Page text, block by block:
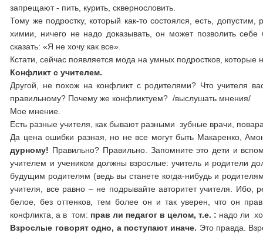
запрещают - пить, курить, сквернословить.
Тому же подростку, который как-то состоялся, есть,
химии, ничего не надо доказывать, он может позволить
сказать: «Я не хочу как все».
Кстати, сейчас появляется мода на умных подростков, которые
Конфликт с учителем.
Другой, не похож на конфликт с родителями? Что учителя
правильному? Почему же конфликтуем? /выслушать мнения/
Мое мнение.
Есть разные учителя, как бывают разными зубные врачи,
Да цена ошибки разная, но не все могут быть Макаренко,
дурному! Правильно? Правильно. Запомните это дети и
учителем и учеником должны взрослые: учитель и родители
будущим родителям (ведь вы станете когда-нибудь и
учителя, все равно – не подрывайте авторитет учителя.
белое, без оттенков, тем более он и так уверен, что он
конфликта, а в том: прав ли педагог в целом, т.е. : надо ли
Взрослые говорят одно, а поступают иначе. Это правда.